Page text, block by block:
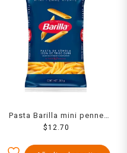
Pasta Barilla mini penne
rigate 200 g
$12.70